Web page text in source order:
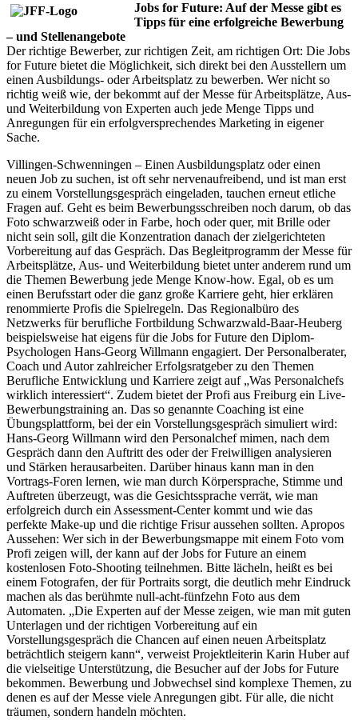
Jobs for Future: Auf der Messe gibt es
Tipps für eine erfolgreiche Bewerbung
– und Stellenangebote
Der richtige Bewerber, zur richtigen Zeit, am richtigen Ort: Die Jobs
for Future bietet die Möglichkeit, sich direkt bei den Ausstellern um
einen Ausbildungs- oder Arbeitsplatz zu bewerben. Wer nicht so
richtig weiß wie, der bekommt auf der Messe für Arbeitsplätze, Aus-
und Weiterbildung von Experten auch jede Menge Tipps und
Anregungen für ein erfolgversprechendes Marketing in eigener
Sache.
Villingen-Schwenningen – Einen Ausbildungsplatz oder einen
neuen Job zu suchen, ist oft sehr nervenaufreibend, und ist man erst
zu einem Vorstellungsgespräch eingeladen, tauchen erneut etliche
Fragen auf. Geht es beim Bewerbungsschreiben noch darum, ob das
Foto schwarzweiß oder in Farbe, hoch oder quer, mit Brille oder
nicht sein soll, gilt die Konzentration danach der zielgerichteten
Vorbereitung auf das Gespräch. Das Begleitprogramm der Messe für
Arbeitsplätze, Aus- und Weiterbildung bietet unter anderem rund um
die Themen Bewerbung jede Menge Know-how. Egal, ob es um
einen Berufsstart oder die ganz große Karriere geht, hier erklären
renommierte Profis die Spielregeln. Das Regionalbüro des
Netzwerks für berufliche Fortbildung Schwarzwald-Baar-Heuberg
beispielsweise hat eigens für die Jobs for Future den Diplom-
Psychologen Hans-Georg Willmann engagiert. Der Personalberater,
Coach und Autor zahlreicher Erfolgsratgeber zu den Themen
Berufliche Entwicklung und Karriere zeigt auf „Was Personalchefs
wirklich interessiert“. Zudem bietet der Profi aus Freiburg ein Live-
Bewerbungstraining an. Das so genannte Coaching ist eine
Übungsplattform, bei der ein Vorstellungsgespräch simuliert wird:
Hans-Georg Willmann wird den Personalchef mimen, nach dem
Gespräch dann den Auftritt des oder der Freiwilligen analysieren
und Stärken herausarbeiten. Darüber hinaus kann man in den
Vortrags-Foren lernen, wie man durch Körpersprache, Stimme und
Auftreten überzeugt, was die Gesichtssprache verrät, wie man
erfolgreich durch ein Assessment-Center kommt und wie das
perfekte Make-up und die richtige Frisur aussehen sollten. Apropos
Aussehen: Wer sich in der Bewerbungsmappe mit einem Foto vom
Profi zeigen will, der kann auf der Jobs for Future an einem
kostenlosen Foto-Shooting teilnehmen. Bitte lächeln, heißt es bei
einem Fotografen, der für Portraits sorgt, die deutlich mehr Eindruck
machen als das berühmte null-acht-fünfzehn Foto aus dem
Automaten. „Die Experten auf der Messe zeigen, wie man mit guten
Unterlagen und der richtigen Vorbereitung auf ein
Vorstellungsgespräch die Chancen auf einen neuen Arbeitsplatz
beträchtlich steigern kann“, verweist Projektleiterin Karin Huber auf
die vielseitige Unterstützung, die Besucher auf der Jobs for Future
bekommen. Bewerbung und Jobwechsel sind komplexe Themen, zu
denen es auf der Messe viele Anregungen gibt. Für alle, die nicht
träumen, sondern handeln möchten.